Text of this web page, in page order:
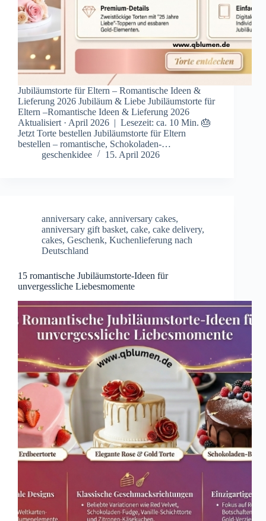
Jubiläumstorte für Eltern – Romantische Ideen &
Lieferung 2026 Jubiläum & Liebe Jubiläumstorte für
Eltern –Romantische Ideen & Lieferung 2026
Aktualisiert · April 2026 | Lesezeit: ca. 10 Min. 🎂
Jetzt Torte bestellen Jubiläumstorte für Eltern
bestellen – romantische, Schokoladen-…
geschenkidee
15. April 2026
anniversary cake, anniversary cakes,
anniversary gift basket, cake, cake delivery,
cakes, Geschenk, Kuchenlieferung nach
Deutschland
15 romantische Jubiläumstorte-Ideen für
unvergessliche Liebesmomente